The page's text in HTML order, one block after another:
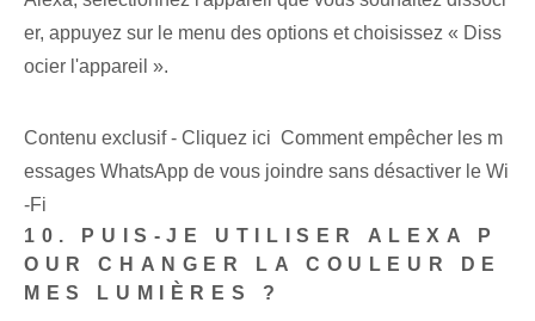
er, appuyez sur le menu des options et choisissez « Diss
ocier l'appareil ».
Contenu exclusif - Cliquez ici Comment empêcher les m
essages WhatsApp de vous joindre sans désactiver le Wi
-Fi
10. PUIS-JE UTILISER ALEXA P
OUR CHANGER LA COULEUR DE
MES LUMIÈRES ?